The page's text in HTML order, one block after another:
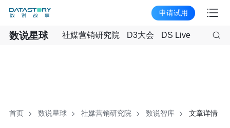
申请试用
数说星球 社媒营销研究院 D3大会 DS Live
首页 数说星球 社媒营销研究院 数说智库 文章详情